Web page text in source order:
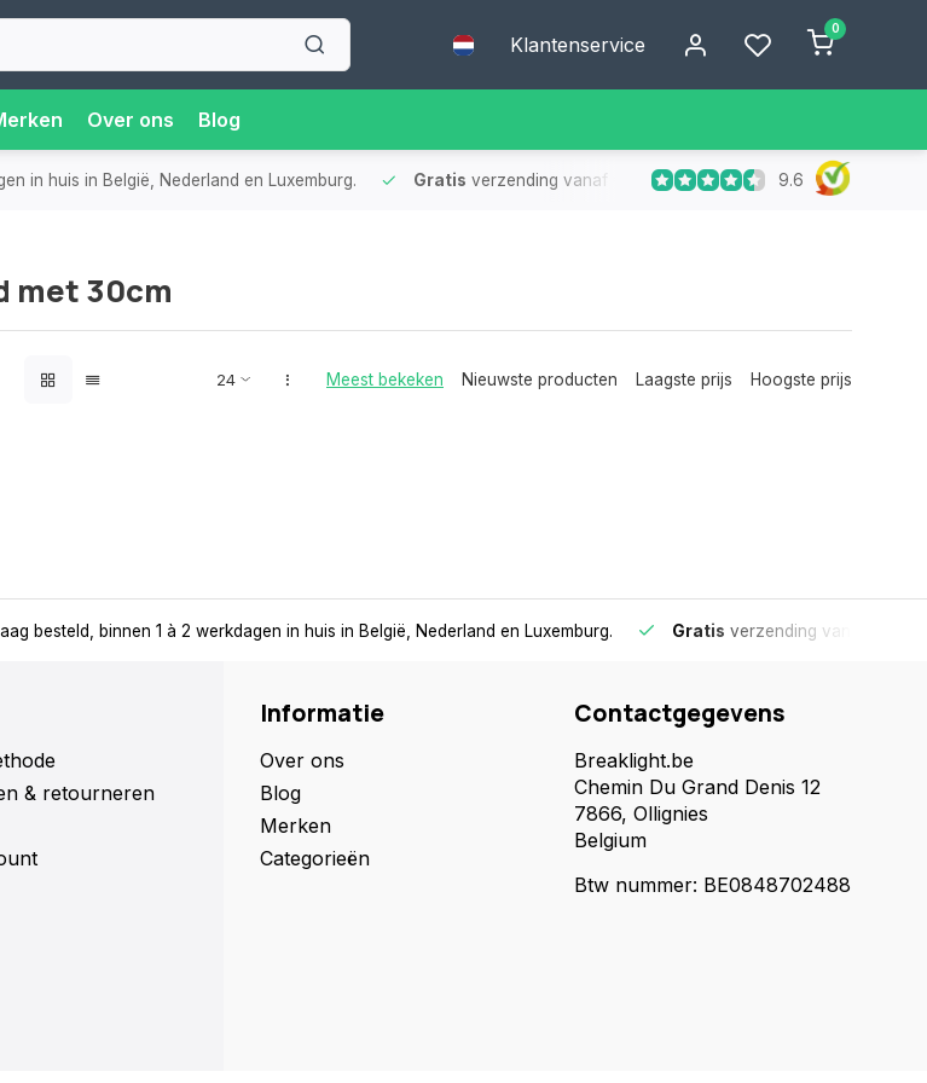
Klantenservice
0
Over ons Blog
in huis in België, Nederland en Luxemburg. Gratis verzending vanaf €75 - Geen verzendkosten bij
9.6
met 30cm
Meest bekeken Nieuwste producten Laagste prijs Hoogste prijs
besteld, binnen 1 à 2 werkdagen in huis in België, Nederland en Luxemburg. Gratis verzending vanaf €75
& retourneren
Informatie
Over ons
Blog
Merken
Categorieën
Contactgegevens
Breaklight.be
Chemin Du Grand Denis 12
7866, Ollignies
Belgium
Btw nummer: BE0848702488